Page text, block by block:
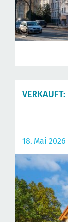
VERKAUFT:
18. Mai 2026